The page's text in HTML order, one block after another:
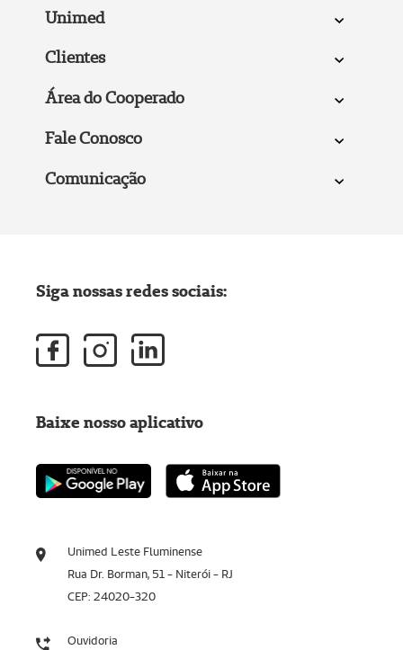
Unimed
Clientes
Área do Cooperado
Fale Conosco
Comunicação
Unimed Leste Fluminense
Rua Dr. Borman, 51 - Niterói - RJ
CEP: 24020-320
Ouvidoria
Siga nossas redes sociais:
Baixe nosso aplicativo